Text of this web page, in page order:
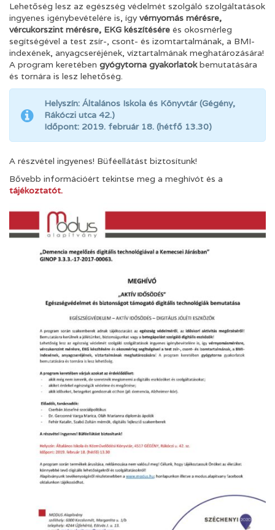
Lehetőség lesz az egészség védelmét szolgáló szolgáltatások
ingyenes igénybevételére is, ígyvérnyomás mérésre,
vércukorszint mérésre, EKG készítésére és okosmérleg
segítségével a test zsír-, csont- és izomtartalmának, a BMI-
indexének, anyagcseréjének, víztartalmának meghatározására!
A program keretében gyógytorna gyakorlatokbemutatására
és tornára is lesz lehetőség.
Helyszín: Általános Iskola és Könyvtár (Gégény,
Rákóczi utca 42.)
Időpont: 2019. február 18. (hétfő 13.30)
A részvétel ingyenes! Büféellátást biztosítunk!
Bővebb információért tekintse meg a meghívót és a
tájékoztatót.